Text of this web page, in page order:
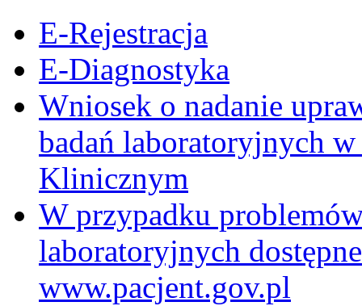
E-Rejestracja
E-Diagnostyka
Wniosek o nadanie
badań laboratoryjnych
Klinicznym
W przypadku
laboratoryjnych
www.pacjent.gov.pl